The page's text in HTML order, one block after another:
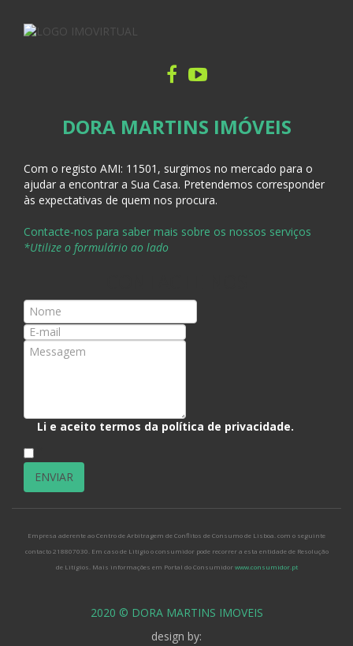
DORA MARTINS IMÓVEIS
Com o registo AMI: 11501, surgimos no mercado para o
ajudar a encontrar a Sua Casa. Pretendemos corresponder
às expectativas de quem nos procura.
Contacte-nos para saber mais sobre os nossos serviços
*Utilize o formulário ao lado
Li e aceito termos da política de privacidade.
Empresa aderente ao Centro de Arbitragem de Conflitos de Consumo de Lisboa. com o seguinte
contacto 218807030. Em caso de Litígio o consumidor pode recorrer a esta entidade de Resolução
de Litígios. Mais informações em Portal do Consumidorwww.consumidor.pt
2020 © DORA MARTINS IMOVEIS
design by: